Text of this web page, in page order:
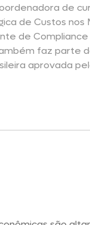
de
de Custos
de
faz parte
aprovada